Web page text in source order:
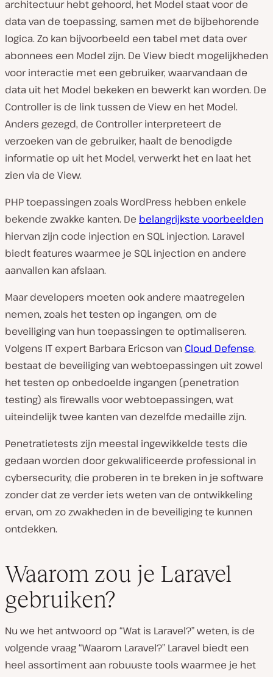
architectuur hebt gehoord, het Model staat voor de
data van de toepassing, samen met de bijbehorende
logica. Zo kan bijvoorbeeld een tabel met data over
abonnees een Model zijn. De View biedt mogelijkheden
voor interactie met een gebruiker, waarvandaan de
data uit het Model bekeken en bewerkt kan worden. De
Controller is de link tussen de View en het Model.
Anders gezegd, de Controller interpreteert de
verzoeken van de gebruiker, haalt de benodigde
informatie op uit het Model, verwerkt het en laat het
zien via de View.
PHP toepassingen zoals WordPress hebben enkele
bekende zwakke kanten. De belangrijkste voorbeelden
hiervan zijn code injection en SQL injection. Laravel
biedt features waarmee je SQL injection en andere
aanvallen kan afslaan.
Maar developers moeten ook andere maatregelen
nemen, zoals het testen op ingangen, om de
beveiliging van hun toepassingen te optimaliseren.
Volgens IT expert Barbara Ericson van Cloud Defense,
bestaat de beveiliging van webtoepassingen uit zowel
het testen op onbedoelde ingangen (penetration
testing) als firewalls voor webtoepassingen, wat
uiteindelijk twee kanten van dezelfde medaille zijn.
Penetratietests zijn meestal ingewikkelde tests die
gedaan worden door gekwalificeerde professional in
cybersecurity, die proberen in te breken in je software
zonder dat ze verder iets weten van de ontwikkeling
ervan, om zo zwakheden in de beveiliging te kunnen
ontdekken.
Waarom zou je Laravel
gebruiken?
Nu we het antwoord op “Wat is Laravel?” weten, is de
volgende vraag “Waarom Laravel?” Laravel biedt een
heel assortiment aan robuuste tools waarmee je het